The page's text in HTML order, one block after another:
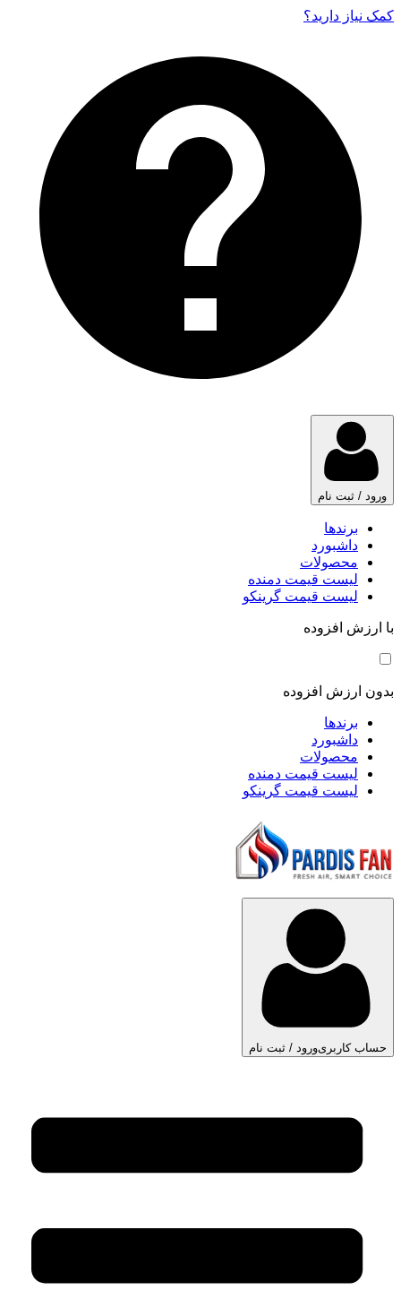
کمک نیاز دارید‌؟
ورود / ثبت نام
برندها
داشبورد
محصولات
لیست قیمت دمنده
لیست قیمت گرینکو
با ارزش افزوده
بدون ارزش افزوده
برندها
داشبورد
محصولات
لیست قیمت دمنده
لیست قیمت گرینکو
حساب کاربریورود / ثبت نام